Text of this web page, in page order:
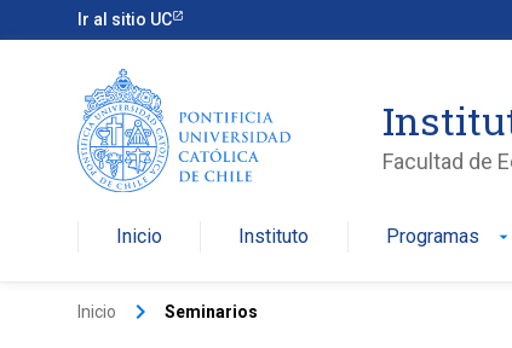
Ir al sitio UC
Facultad de
Inicio Instituto Programas arrow_drop_down
Inicio keyboard_arrow_right Seminarios